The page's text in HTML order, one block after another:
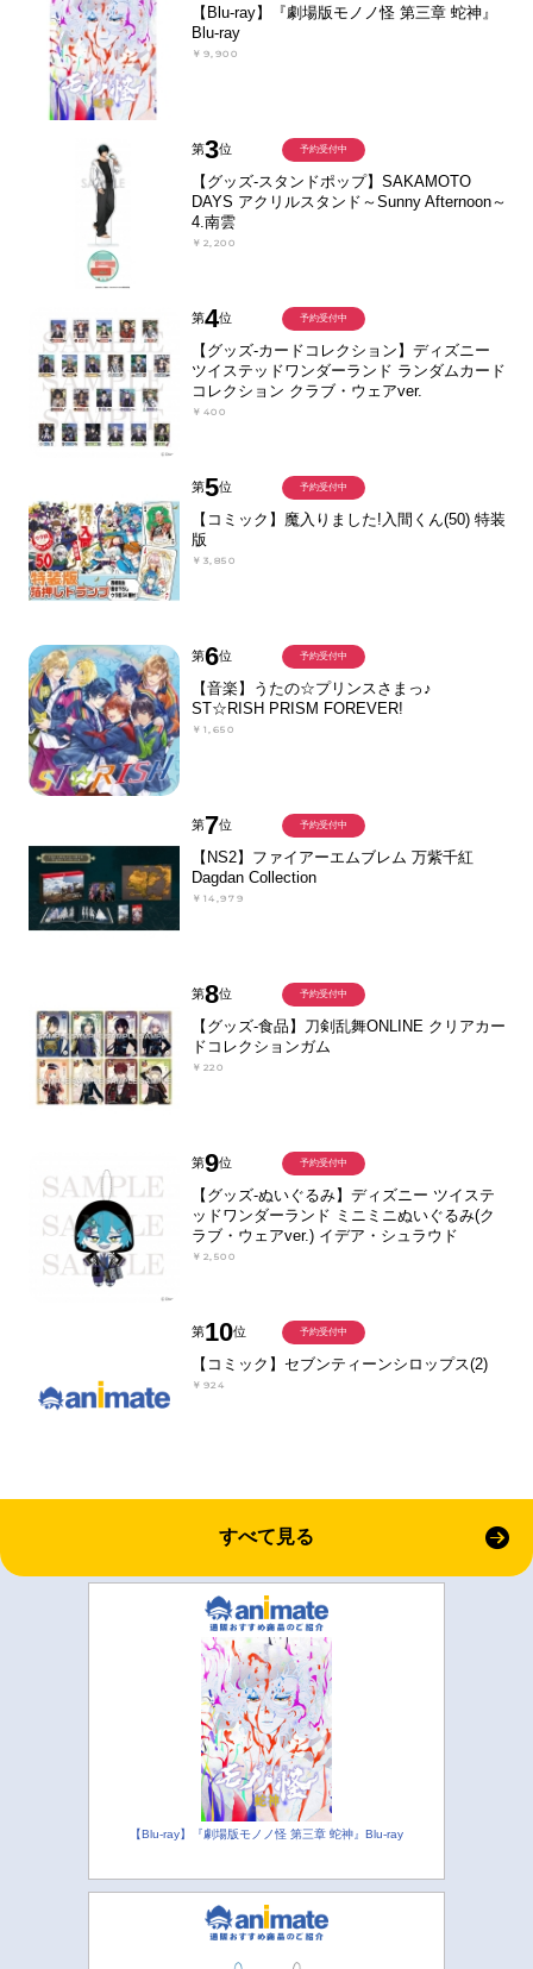
【Blu-ray】『劇場版モノノ怪 第三章 蛇神』
Blu-ray
￥9,900
第3位
【グッズ-スタンドポップ】SAKAMOTO
DAYS アクリルスタンド～Sunny Afternoon～
4.南雲
￥2,200
予約受付中
第4位
【グッズ-カードコレクション】ディズニー
ツイステッドワンダーランド ランダムカード
コレクション クラブ・ウェアver.
￥400
予約受付中
第5位
【コミック】魔入りました!入間くん(50) 特装
版
￥3,850
予約受付中
第6位
【音楽】うたの☆プリンスさまっ♪
ST☆RISH PRISM FOREVER!
￥1,650
予約受付中
第7位
【NS2】ファイアーエムブレム 万紫千紅
Dagdan Collection
￥14,979
予約受付中
第8位
【グッズ-食品】刀剣乱舞ONLINE クリアカー
ドコレクションガム
￥220
予約受付中
第9位
【グッズ-ぬいぐるみ】ディズニー ツイステ
ッドワンダーランド ミニミニぬいぐるみ(ク
ラブ・ウェアver.) イデア・シュラウド
￥2,500
予約受付中
第10位
【コミック】セブンティーンシロップス(2)
￥924
予約受付中
すべて見る
【Blu-ray】『劇場版モノノ怪 第三章 蛇神』Blu-ray